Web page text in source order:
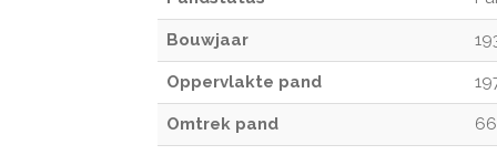
Bouwjaar
Oppervlakte pand
Omtrek pand